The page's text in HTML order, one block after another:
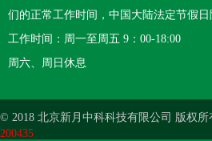
们的正常工作时间，中国大陆法定节假日
工作时间：周一至周五 9：00-18:00
周六、周日休息
© 2018 北京新月中科科技有限公司 版权所
200435